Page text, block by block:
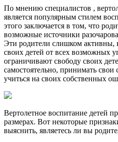
По мнению специалистов ,
является популярным стилем
этого заключается в том, что
возможные источники
Эти родители слишком активны,
своих детей от всех возможных
ограничивают свободу своих
самостоятельно, принимать
учиться на своих собственных
Вертолетное воспитание детей
размерах. Вот некоторые
выяснить, являетесь ли вы